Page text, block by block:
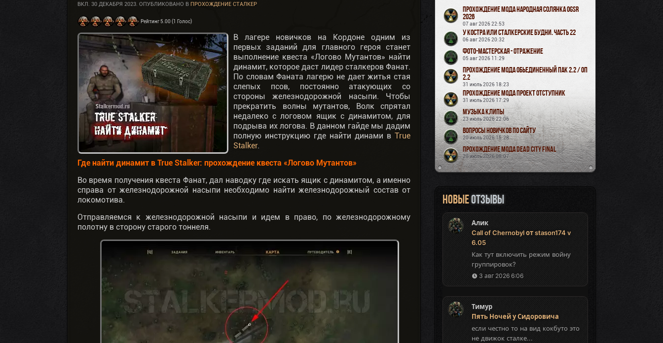
ВКЛ. 30 ДЕКАБРЯ 2023. ОПУБЛИКОВАНО В ПРОХОЖДЕНИЕ СТАЛКЕР
Рейтинг 5.00 (1 Голос)
В лагере новичков на Кордоне одним из
первых заданий для главного героя станет
выполнение квеста «Логово Мутантов» найти
динамит, которое даст лидер сталкеров Фанат.
По словам Фаната лагерю не дает житья стая
слепых псов, постоянно атакующих со
стороны железнодорожной насыпи. Чтобы
прекратить волны мутантов, Волк спрятал
недалеко с логовом ящик с динамитом, для
подрыва их логова. В данном гайде мы дадим
полную инструкцию где найти динами в True
Stalker.
Где найти динамит в True Stalker: прохождение квеста «Логово Мутантов»
Во время получения квеста Фанат, дал наводку где искать ящик с динамитом, а именно
справа от железнодорожной насыпи необходимо найти железнодорожный состав от
локомотива.
Отправляемся к железнодорожной насыпи и идем в право, по железнодорожному
полотну в сторону старого тоннеля.
Прохождение мода Народная Солянка OGSR
2026
07 авг 2026 22:53
У Костра или Сталкерские будни. Часть 22
06 авг 2026 20:32
Фото-мастерская - Отражение
05 авг 2026 11:29
Прохождение мода Обьединенный Пак 2.2 / ОП
2.2
31 июль 2026 18:23
Прохождение мода Проект Отступник
31 июль 2026 17:29
Музыка Клипы
23 июль 2026 22:06
Вопросы новичков по сайту
20 июль 2026 15:28
Прохождение мода Dead City Final
20 июль 2026 08:07
Новыеотзывы
Алик
Call of Chernobyl от stason174 v
6.05
Как тут включить режим войну
группировок?
3 авг 2026 6:06
Тимур
Пять Ночей у Сидоровича
если честно то на вид кокбуто это
не движок сталке...